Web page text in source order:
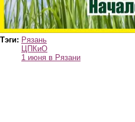
Тэги: Рязань
ЦПКиО
1 июня в Рязани